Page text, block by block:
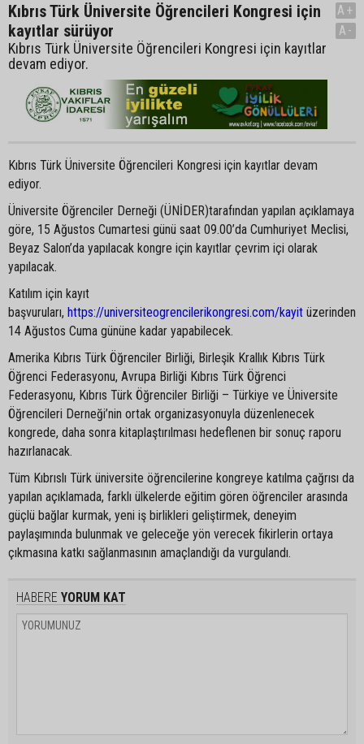
Kıbrıs Türk Üniversite Öğrencileri Kongresi için
kayıtlar sürüyor
Kıbrıs Türk Üniversite Öğrencileri Kongresi için kayıtlar
devam ediyor.
A+
A-
Kıbrıs Türk Üniversite Öğrencileri Kongresi için kayıtlar devam
ediyor.
Üniversite Öğrenciler Derneği (ÜNİDER)tarafından yapılan açıklamaya
göre, 15 Ağustos Cumartesi günü saat 09.00’da Cumhuriyet Meclisi,
Beyaz Salon’da yapılacak kongre için kayıtlar çevrim içi olarak
yapılacak.
Katılım için kayıt
başvuruları, https://universiteogrencilerikongresi.com/kayit üzerinden
14 Ağustos Cuma gününe kadar yapabilecek.
Amerika Kıbrıs Türk Öğrenciler Birliği, Birleşik Krallık Kıbrıs Türk
Öğrenci Federasyonu, Avrupa Birliği Kıbrıs Türk Öğrenci
Federasyonu, Kıbrıs Türk Öğrenciler Birliği – Türkiye ve Üniversite
Öğrencileri Derneği’nin ortak organizasyonuyla düzenlenecek
kongrede, daha sonra kitaplaştırılması hedeflenen bir sonuç raporu
hazırlanacak.
Tüm Kıbrıslı Türk üniversite öğrencilerine kongreye katılma çağrısı da
yapılan açıklamada, farklı ülkelerde eğitim gören öğrenciler arasında
güçlü bağlar kurmak, yeni iş birlikleri geliştirmek, deneyim
paylaşımında bulunmak ve geleceğe yön verecek fikirlerin ortaya
çıkmasına katkı sağlanmasının amaçlandığı da vurgulandı.
HABERE YORUM KAT